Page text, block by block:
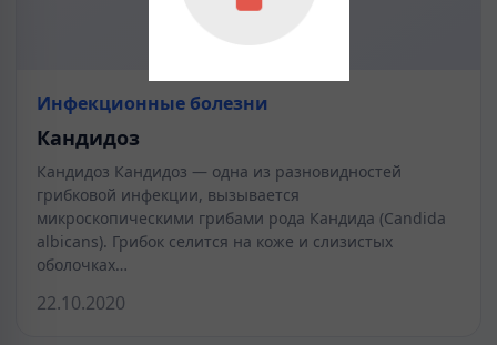
Инфекционные болезни
Кандидоз
Кандидоз Кандидоз — одна из разновидностей
грибковой инфекции, вызывается
микроскопическими грибами рода Кандида (Candida
albicans). Грибок селится на коже и слизистых
оболочках…
22.10.2020